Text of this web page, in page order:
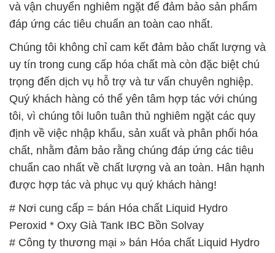
và vận chuyển nghiêm ngặt để đảm bảo sản phẩm
đáp ứng các tiêu chuẩn an toàn cao nhất.
Chúng tôi không chỉ cam kết đảm bảo chất lượng và
uy tín trong cung cấp hóa chất mà còn đặc biệt chú
trọng đến dịch vụ hỗ trợ và tư vấn chuyên nghiệp.
Quý khách hàng có thể yên tâm hợp tác với chúng
tôi, vì chúng tôi luôn tuân thủ nghiêm ngặt các quy
định về việc nhập khẩu, sản xuất và phân phối hóa
chất, nhằm đảm bảo rằng chúng đáp ứng các tiêu
chuẩn cao nhất về chất lượng và an toàn. Hân hạnh
được hợp tác và phục vụ quý khách hàng!
# Nơi cung cấp = bán Hóa chất Liquid Hydro
Peroxid * Oxy Già Tank IBC Bồn Solvay
# Công ty thương mại » bán Hóa chất Liquid Hydro